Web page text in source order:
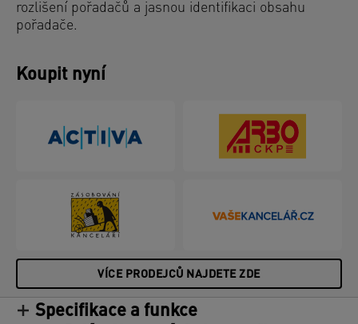
rozlišení pořadačů a jasnou identifikaci obsahu
pořadače.
Koupit nyní
VÍCE PRODEJCŮ NAJDETE ZDE
Specifikace a funkce